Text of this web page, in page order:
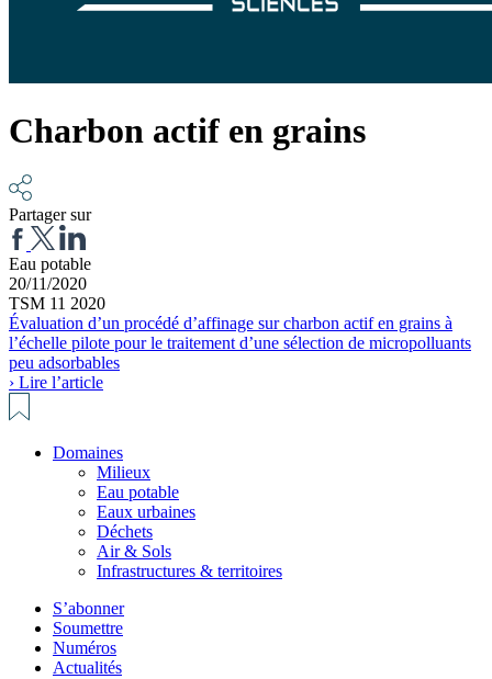
Charbon actif en grains
Partager sur
Eau potable
20/11/2020
TSM 11 2020
Évaluation d’un procédé d’affinage sur charbon actif en grains à
l’échelle pilote pour le traitement d’une sélection de micropolluants
peu adsorbables
› Lire l’article
Domaines
Milieux
Eau potable
Eaux urbaines
Déchets
Air & Sols
Infrastructures & territoires
S’abonner
Soumettre
Numéros
Actualités